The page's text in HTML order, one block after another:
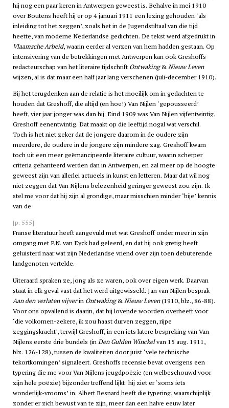
hij nog een paar keren in Antwerpen geweest is. Behalve in mei 1910
over Boutens heeft hij er op 4 januari 1911 een lezing gehouden ‘als
inleiding tot het zeggen’, zoals het in de Jugendstiltaal van die tijd
heette, van moderne Nederlandse gedichten. De tekst werd afgedrukt in
Vlaamsche Arbeid, waarin eerder al verzen van hem hadden gestaan. Op
intensivering van de betrekkingen met Antwerpen kan ook Greshoffs
redacteurschap van het literaire tijdschrift Ontwaking&Nieuw Leven
wijzen, al is dat maar een half jaar lang verschenen (juli-december 1910).
Bij het terugdenken aan de relatie is het moeilijk om in gedachten te
houden dat Greshoff, die altijd (en hoe!) Van Nijlen ‘gepousseerd’
heeft, vier jaar jonger was dan hij. Eind 1909 was Van Nijlen vijfentwintig,
Greshoff eenentwintig. Dat maakt op die leeftijd nogal wat verschil.
Toch is het niet zeker dat de jongere daarom in de oudere zijn
meerdere, de oudere in de jongere zijn mindere zag. Greshoff kwam
toch uit een meer geëmancipeerde literaire cultuur, waarin scherper
criteria gehanteerd werden dan in Antwerpen, en zal meer op de hoogte
geweest zijn van allerlei actueels in kunst en letteren. Maar dat wil nog
niet zeggen dat Van Nijlens belezenheid geringer geweest zou zijn. Ik
stel me voor dat hij zijn al grondige, maar misschien minder ‘bije’ kennis
van de
[p. 555]
Franse literatuur heeft aangevuld met wat Greshoff onder meer in zijn
omgang met P.N. van Eyck had geleerd, en dat hij ook gretig heeft
geluisterd naar wat zijn Nederlandse vriend over zijn toen debuterende
landgenoten vertelde.
Uiteraard spraken ze, jong als ze waren, ook over eigen werk. Daarvan
staat in elk geval vast dat het werd uitgewisseld. Jan van Nijlen besprak
Aan den verlaten vijverin Ontwaking&Nieuw Leven(1910, blz., 86-88).
Voor ons opvallend is daarin, dat hij lovende woorden overheeft voor
‘die volkomen-zekere, ik zou haast durven zeggen, rijpe
zeggingskracht’, terwijl Greshoff, in een iets latere bespreking van Van
Nijlens eerste drie bundels (inDen Gulden Winckelvan 15 aug. 1911,
blz. 126-128), tussen de kwaliteiten door juist ‘vele technische
tekortkomingen’ signaleert. Greshoffs recensie bevat overigens een
typering die me voor Van Nijlens jeugdpoëzie (en welbeschouwd voor
zijn hele poëzie) bijzonder treffend lijkt: hij ziet er ‘soms iets
wonderlijk-vrooms’ in. Albert Besnard heeft die typering, waarschijnlijk
zonder er zich bewust van te zijn, meer dan een halve eeuw later